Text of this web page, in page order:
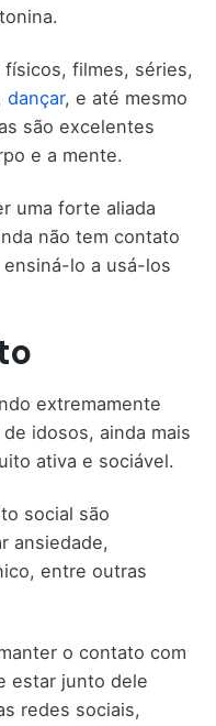
físicos, filmes, séries,
dançar, e até mesmo
são excelentes
e a mente.
uma forte aliada
não tem contato
lo a usá-los
extremamente
idosos, ainda mais
ativa e sociável.
social são
ansiedade,
entre outras
o contato com
estar junto dele
redes sociais,